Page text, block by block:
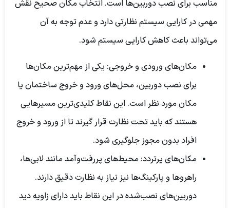
مناسب برای نصب دوربین‌ها است. انتخاب مکان صحیح نقش
مهمی در کارایی سیستم نظارتی دارد و عدم توجه به آن
می‌تواند باعث کاهش کارایی سیستم شود.
مکان‌های ورودی و خروجی: یکی از مهم‌ترین مکان‌ها
برای نصب دوربین، محل‌های ورود و خروج ساختمان یا
مکان مورد نظر است. این نقاط کلیدی‌ترین مسیرهایی
هستند که باید تحت نظارت قرار گیرند تا از ورود و خروج
افراد بدون مجوز جلوگیری شود.
مکان‌های پرتردد: محیط‌های پررفت‌وآمد مانند لابی‌ها،
راهروها و پارکینگ‌ها نیز نیاز به نظارت دقیق دارند.
دوربین‌های نصب‌شده در این نقاط باید دارای زاویه دید